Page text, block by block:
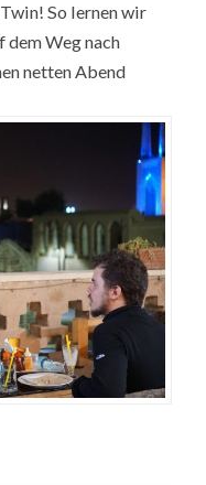
So lernen wir
dem Weg nach
netten Abend